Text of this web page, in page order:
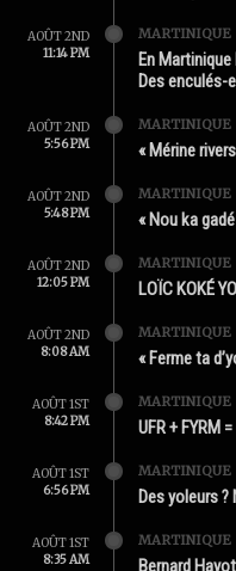
AOÛT 2ND
11:14 PM
MARTINIQUE
En
Des enculés-
AOÛT 2ND
5:56 PM
MARTINIQUE
« Mérine
AOÛT 2ND
5:48 PM
MARTINIQUE
« Nou ka
AOÛT 2ND
12:05 PM
MARTINIQUE
LOÏC KOKÉ
AOÛT 2ND
8:08 AM
MARTINIQUE
« Ferme ta
AOÛT 1ST
8:42 PM
MARTINIQUE
UFR + FYRM =
AOÛT 1ST
6:56 PM
MARTINIQUE
Des yoleurs ?
AOÛT 1ST
8:35 AM
MARTINIQUE